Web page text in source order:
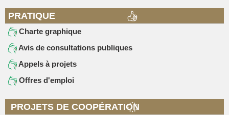
PRATIQUE
Charte graphique
Avis de consultations publiques
Appels à projets
Offres d'emploi
PROJETS DE COOPÉRATION